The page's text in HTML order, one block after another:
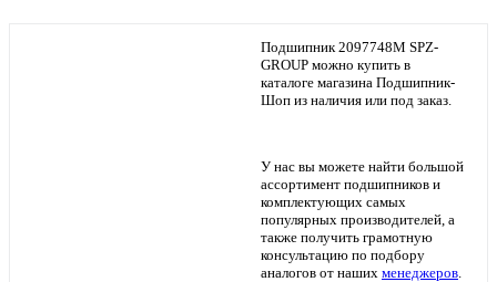
Подшипник 2097748М SPZ-
GROUP можно купить в
каталоге магазина Подшипник-
Шоп из наличия или под заказ.
У нас вы можете найти большой
ассортимент подшипников и
комплектующих самых
популярных производителей, а
также получить грамотную
консультацию по подбору
аналогов от наших менеджеров